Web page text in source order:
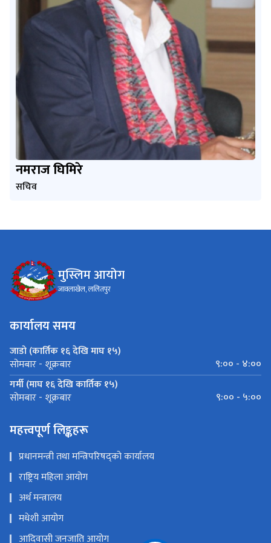
नमराज घिमिरे
सचिव
मुस्लिम आयोग
जावलाखेल, ललितपुर
कार्यालय समय
जाडो (कार्तिक १६ देखि माघ १५)
सोमबार - शूक्रबार
९:०० - ४:००
गर्मी (माघ १६ देखि कार्तिक १५)
सोमबार - शूक्रबार ९:०० - ५:००
महत्त्वपूर्ण लिङ्कहरू
प्रधानमन्त्री तथा मन्त्रिपरिषद्को कार्यालय
राष्ट्रिय महिला आयोग
अर्थ मन्त्रालय
मधेशी आयोग
आदिवासी जनजाति आयोग